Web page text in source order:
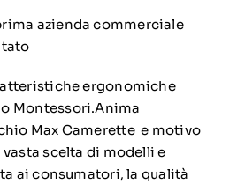
azienda commerciale
ergonomiche
Montessori.Anima
Max Camerette e motivo
vasta scelta di modelli e
ai consumatori, la qualità